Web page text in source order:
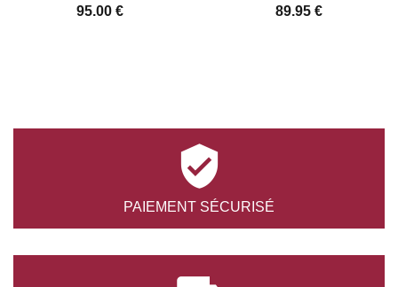
95.00 € 89.95 €

PAIEMENT SÉCURISÉ